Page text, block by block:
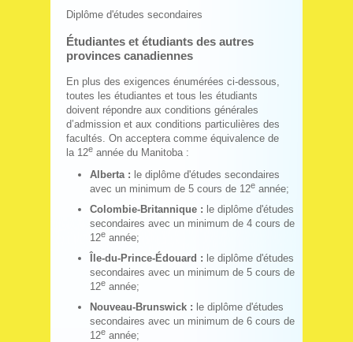
Diplôme d'études secondaires
Étudiantes et étudiants des autres
provinces canadiennes
En plus des exigences énumérées ci-dessous,
toutes les étudiantes et tous les étudiants
doivent répondre aux conditions générales
d’admission et aux conditions particulières des
facultés. On acceptera comme équivalence de
la 12e année du Manitoba :
Alberta : le diplôme d'études secondaires
avec un minimum de 5 cours de 12e année;
Colombie-Britannique : le diplôme d'études
secondaires avec un minimum de 4 cours de
12e année;
Île-du-Prince-Édouard : le diplôme d'études
secondaires avec un minimum de 5 cours de
12e année;
Nouveau-Brunswick : le diplôme d'études
secondaires avec un minimum de 6 cours de
12e année;